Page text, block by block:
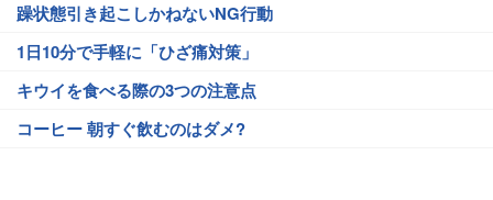
躁状態引き起こしかねないNG行動
1日10分で手軽に「ひざ痛対策」
キウイを食べる際の3つの注意点
コーヒー 朝すぐ飲むのはダメ?